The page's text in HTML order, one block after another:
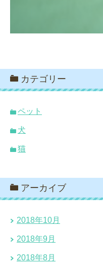
カテゴリー
ペット
犬
猫
アーカイブ
2018年10月
2018年9月
2018年8月